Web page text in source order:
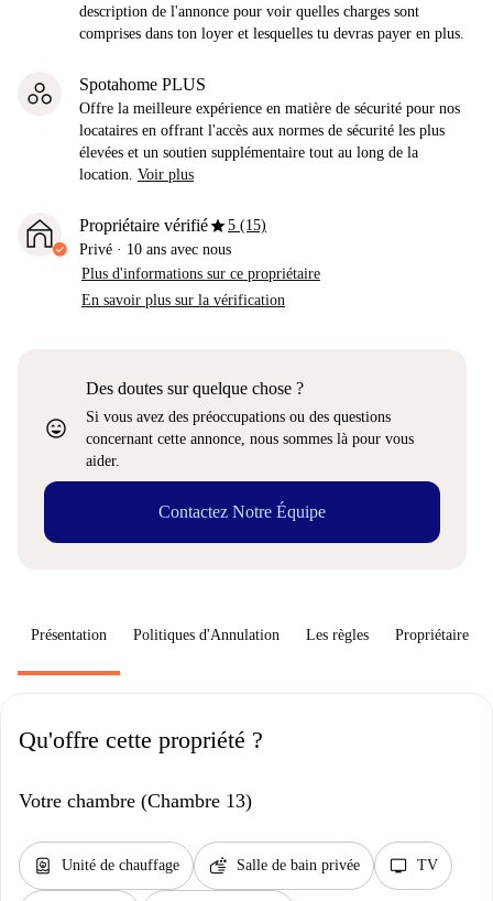
description de l'annonce pour voir quelles charges sont
comprises dans ton loyer et lesquelles tu devras payer en plus.
Spotahome PLUS
Offre la meilleure expérience en matière de sécurité pour nos
locataires en offrant l'accès aux normes de sécurité les plus
élevées et un soutien supplémentaire tout au long de la
location. Voir plus
Propriétaire vérifiéstar5 (15)
Privé · 10 ans avec nous
Plus d'informations sur ce propriétaire
En savoir plus sur la vérification
sentiment_very_satisfied
Des doutes sur quelque chose ?
Si vous avez des préoccupations ou des questions
concernant cette annonce, nous sommes là pour vous
aider.
Contactez Notre Équipe
Présentation Politiques d'Annulation Les règles Propriétaire
Qu'offre cette propriété ?
Votre chambre (Chambre 13)
water_heater Unité de chauffage soap Salle de bain privée tv TV